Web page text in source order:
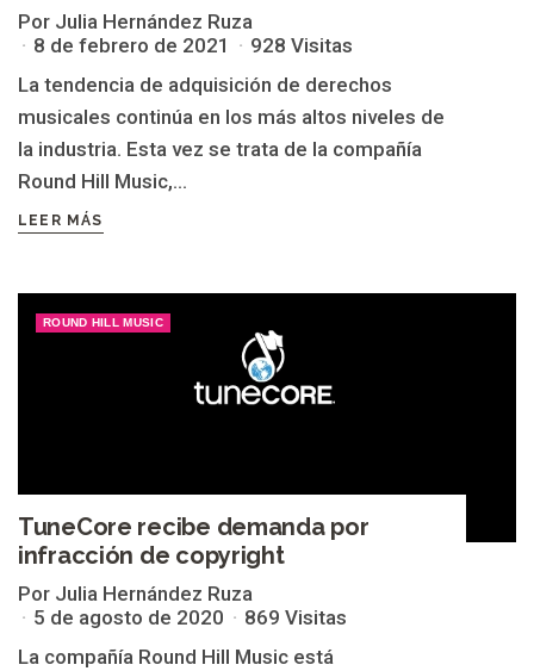
Por Julia Hernández Ruza
8 de febrero de 2021
928 Visitas
La tendencia de adquisición de derechos
musicales continúa en los más altos niveles de
la industria. Esta vez se trata de la compañía
Round Hill Music,...
LEER MÁS
ROUND HILL MUSIC
TuneCore recibe demanda por
infracción de copyright
Por Julia Hernández Ruza
5 de agosto de 2020
869 Visitas
La compañía Round Hill Music está